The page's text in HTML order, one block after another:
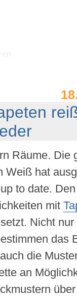
Räume. Die
Weiß hat
to date. Den
mit
Nicht
das
die
an